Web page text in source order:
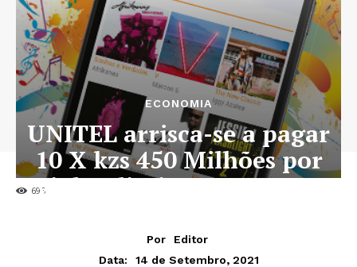
695
ECONOMIA
UNITEL arrisca-se a pagar
10 X kzs 450 Milhões por
violar direitos no KISOM
Por
Editor
Data:
14 de Setembro, 2021